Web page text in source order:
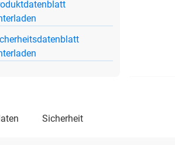
sicherheit